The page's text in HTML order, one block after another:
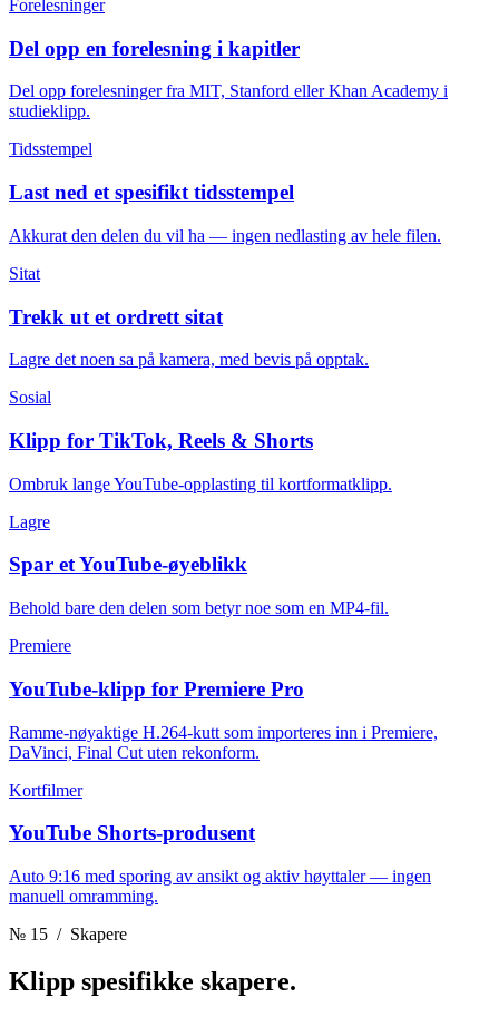
Forelesninger
Del opp en forelesning i kapitler
Del opp forelesninger fra MIT, Stanford eller Khan Academy i
studieklipp.
Tidsstempel
Last ned et spesifikt tidsstempel
Akkurat den delen du vil ha — ingen nedlasting av hele filen.
Sitat
Trekk ut et ordrett sitat
Lagre det noen sa på kamera, med bevis på opptak.
Sosial
Klipp for TikTok, Reels & Shorts
Ombruk lange YouTube-opplasting til kortformatklipp.
Lagre
Spar et YouTube-øyeblikk
Behold bare den delen som betyr noe som en MP4-fil.
Premiere
YouTube-klipp for Premiere Pro
Ramme-nøyaktige H.264-kutt som importeres inn i Premiere,
DaVinci, Final Cut uten rekonform.
Kortfilmer
YouTube Shorts-produsent
Auto 9:16 med sporing av ansikt og aktiv høyttaler — ingen
manuell omramming.
№ 15 / Skapere
Klipp spesifikke skapere.